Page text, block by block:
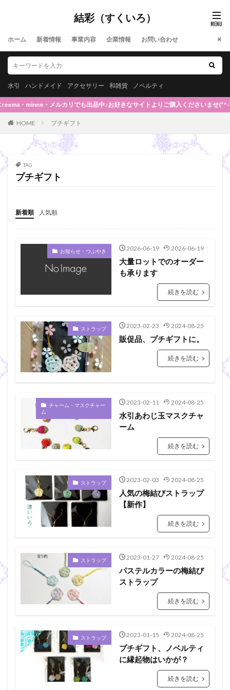
結彩（すくいろ）
ホーム 新着情報 事業内容 企業情報 お問い合わせ
水引 ハンドメイド アクセサリー 和雑貨 ノベルティ
・minne・メルカリでも出品中♪お好きなサイトよりご購入くださいませ(*^-^*)◆
HOME プチギフト
TAG
プチギフト
新着順 人気順
お知らせ・つぶやき 2026-06-19 2026-06-19
大量ロットでのオーダー
も承ります
続きを読む
ストラップ 2023-02-23 2024-08-25
販促品、プチギフトに。
続きを読む
チャーム・マスクチャー
ム
2023-02-11 2024-08-25
水引あわじ玉マスクチャ
ーム
続きを読む
ストラップ 2023-02-03 2024-08-25
人気の梅結びストラップ
【新作】
続きを読む
ストラップ 2023-01-27 2024-08-25
パステルカラーの梅結び
ストラップ
続きを読む
ストラップ 2023-01-15 2024-08-25
プチギフト、ノベルティ
に縁起物はいかが？
続きを読む